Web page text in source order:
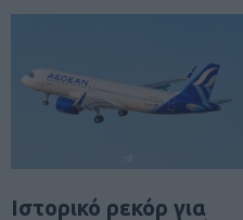
Ιστορικό ρεκόρ για